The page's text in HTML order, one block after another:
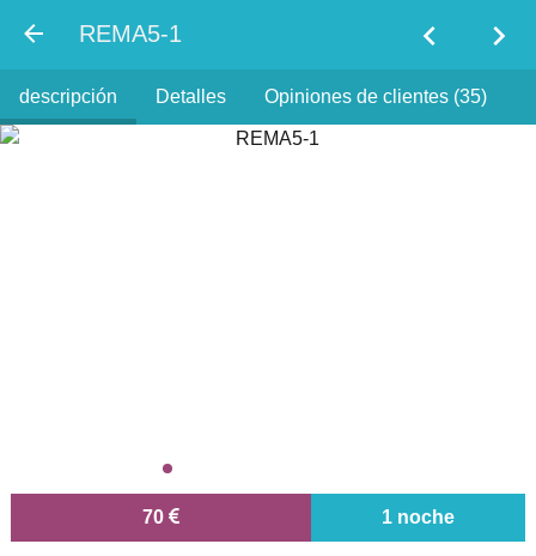
REMA5-1 chevron_left chevron_right
descripción Detalles Opiniones de clientes (35)
70 1 noche